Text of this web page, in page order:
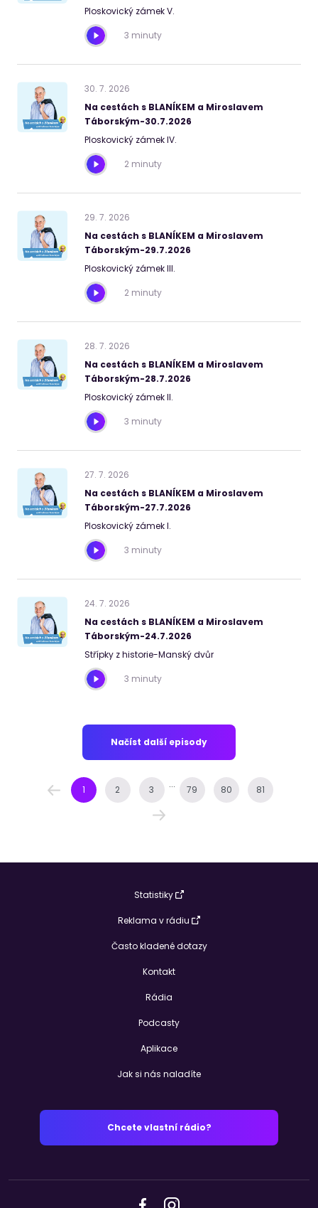
Ploskovický zámek V.
3 minuty
30. 7. 2026
Na cestách s BLANÍKEM a Miroslavem
Táborským-30.7.2026
Ploskovický zámek IV.
2 minuty
29. 7. 2026
Na cestách s BLANÍKEM a Miroslavem
Táborským-29.7.2026
Ploskovický zámek III.
2 minuty
28. 7. 2026
Na cestách s BLANÍKEM a Miroslavem
Táborským-28.7.2026
Ploskovický zámek II.
3 minuty
27. 7. 2026
Na cestách s BLANÍKEM a Miroslavem
Táborským-27.7.2026
Ploskovický zámek I.
3 minuty
24. 7. 2026
Na cestách s BLANÍKEM a Miroslavem
Táborským-24.7.2026
Střípky z historie-Manský dvůr
3 minuty
Načíst další episody
1 2 3 ... 79 80 81
Statistiky
Reklama v rádiu
Často kladené dotazy
Kontakt
Rádia
Podcasty
Aplikace
Jak si nás naladíte
Chcete vlastní rádio?